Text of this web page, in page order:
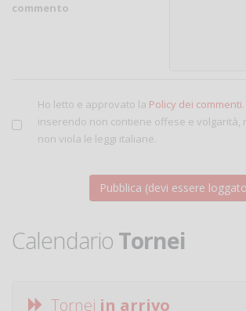
commento
Ho letto e approvato la Policy dei commenti
inserendo non contiene offese e volgarità,
non viola le leggi italiane.
Calendario Tornei
Tornei in arrivo